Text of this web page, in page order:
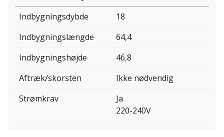
Indbygningsdybde
18
Indbygningslængde
64,4
Indbygningshøjde
46,8
Aftræk/skorsten
Ikke nødvendig
Strømkrav
Ja
220-240V